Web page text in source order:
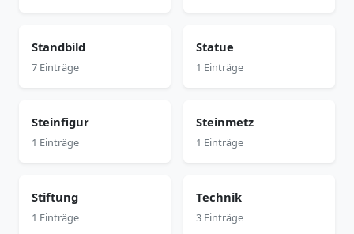
Standbild
7 Einträge
Statue
1 Einträge
Steinfigur
1 Einträge
Steinmetz
1 Einträge
Stiftung
1 Einträge
Technik
3 Einträge